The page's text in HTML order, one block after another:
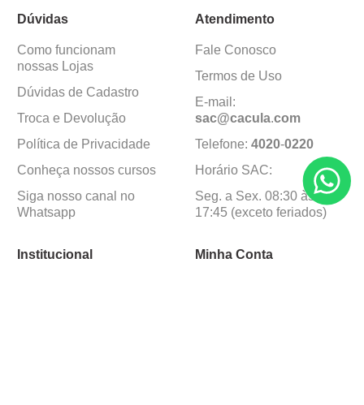
Dúvidas
Como funcionam
nossas Lojas
Dúvidas de Cadastro
Troca e Devolução
Política de Privacidade
Conheça nossos cursos
Siga nosso canal no
Whatsapp
Atendimento
Fale Conosco
Termos de Uso
E-mail:
sac@cacula.com
Telefone: 4020-0220
Horário SAC:
Seg. a Sex. 08:30 às
17:45 (exceto feriados)
Institucional Minha Conta